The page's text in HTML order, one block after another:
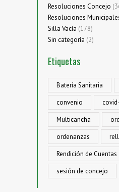
Resoluciones Concejo
Resoluciones
Silla Vacía (178)
Sin categoría (2)
Etiquetas
Batería Sanitaria
convenio
Multicancha
ordenanzas
Rendición de Cuentas
sesión de concejo